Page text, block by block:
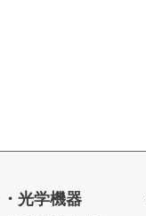
光学機器